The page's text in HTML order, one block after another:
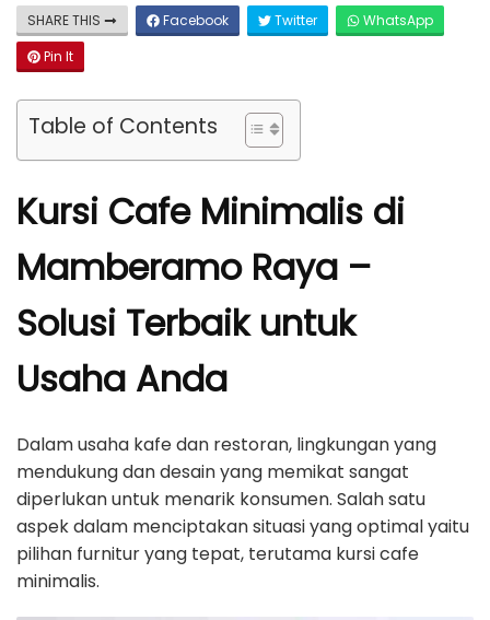
SHARE THIS Facebook Twitter
WhatsApp
Pin It
Table of Contents
Kursi Cafe Minimalis di
Mamberamo Raya –
Solusi Terbaik untuk
Usaha Anda
Dalam usaha kafe dan restoran, lingkungan yang
mendukung dan desain yang memikat sangat
diperlukan untuk menarik konsumen. Salah satu
aspek dalam menciptakan situasi yang optimal yaitu
pilihan furnitur yang tepat, terutama kursi cafe
minimalis.